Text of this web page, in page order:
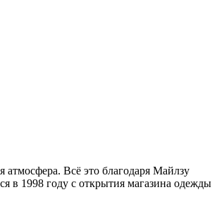
атмосфера. Всё это благодаря Майлзу
в 1998 году с открытия магазина одежды